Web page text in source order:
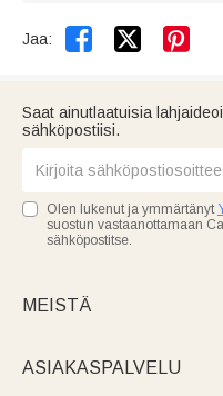
Jaa:  
Saat ainutlaatuisia
sähköpostiisi.
Olen lukenut ja ymmärtänyt
suostun vastaanottamaan
sähköpostitse.
MEISTÄ
ASIAKASPALVELU